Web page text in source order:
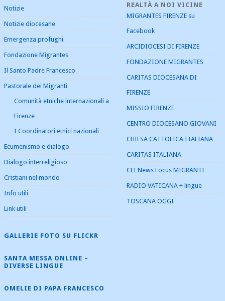
Notizie
Notizie diocesane
Emergenza profughi
Fondazione Migrantes
Il Santo Padre Francesco
Pastorale dei Migranti
Comunità etniche internazionali a
Firenze
I Coordinatori etnici nazionali
Ecumenismo e dialogo
Dialogo interreligioso
Cristiani nel mondo
Info utili
Link utili
GALLERIE FOTO SU FLICKR
SANTA MESSA ONLINE –
DIVERSE LINGUE
OMELIE DI PAPA FRANCESCO
REALTÀ A NOI VICINE
MIGRANTES FIRENZE su
Facebook
ARCIDIOCESI DI FIRENZE
FONDAZIONE MIGRANTES
CARITAS DIOCESANA DI
FIRENZE
MISSIO FIRENZE
CENTRO DIOCESANO GIOVANI
CHIESA CATTOLICA ITALIANA
CARITAS ITALIANA
CEI News Focus MIGRANTI
RADIO VATICANA + lingue
TOSCANA OGGI